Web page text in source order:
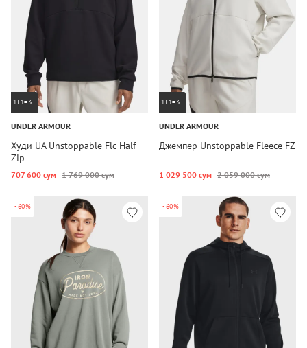
1+1=3
UNDER ARMOUR
Худи UA Unstoppable Flc Half
Zip
707 600 сум 1 769 000 сум
1+1=3
UNDER ARMOUR
Джемпер Unstoppable Fleece FZ
1 029 500 сум 2 059 000 сум
-60% -60%